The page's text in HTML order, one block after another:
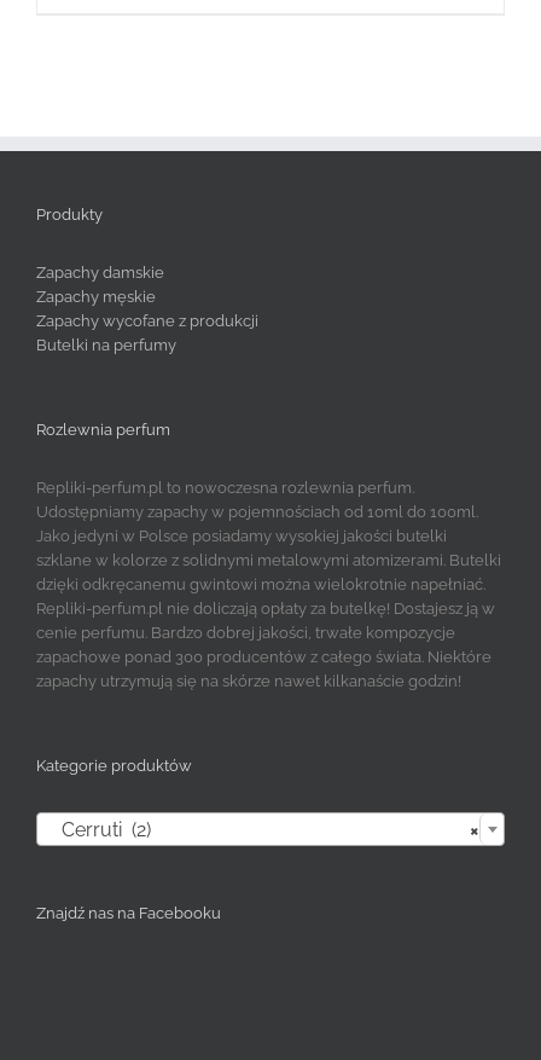
Produkty
Zapachy damskie
Zapachy męskie
Zapachy wycofane z produkcji
Butelki na perfumy
Rozlewnia perfum
Repliki-perfum.pl to nowoczesna rozlewnia perfum.
Udostępniamy zapachy w pojemnościach od 10ml do 100ml.
Jako jedyni w Polsce posiadamy wysokiej jakości butelki
szklane w kolorze z solidnymi metalowymi atomizerami. Butelki
dzięki odkręcanemu gwintowi można wielokrotnie napełniać.
Repliki-perfum.pl nie doliczają opłaty za butelkę! Dostajesz ją w
cenie perfumu. Bardzo dobrej jakości, trwałe kompozycje
zapachowe ponad 300 producentów z całego świata. Niektóre
zapachy utrzymują się na skórze nawet kilkanaście godzin!
Kategorie produktów
×
Cerruti (2)
Znajdź nas na Facebooku